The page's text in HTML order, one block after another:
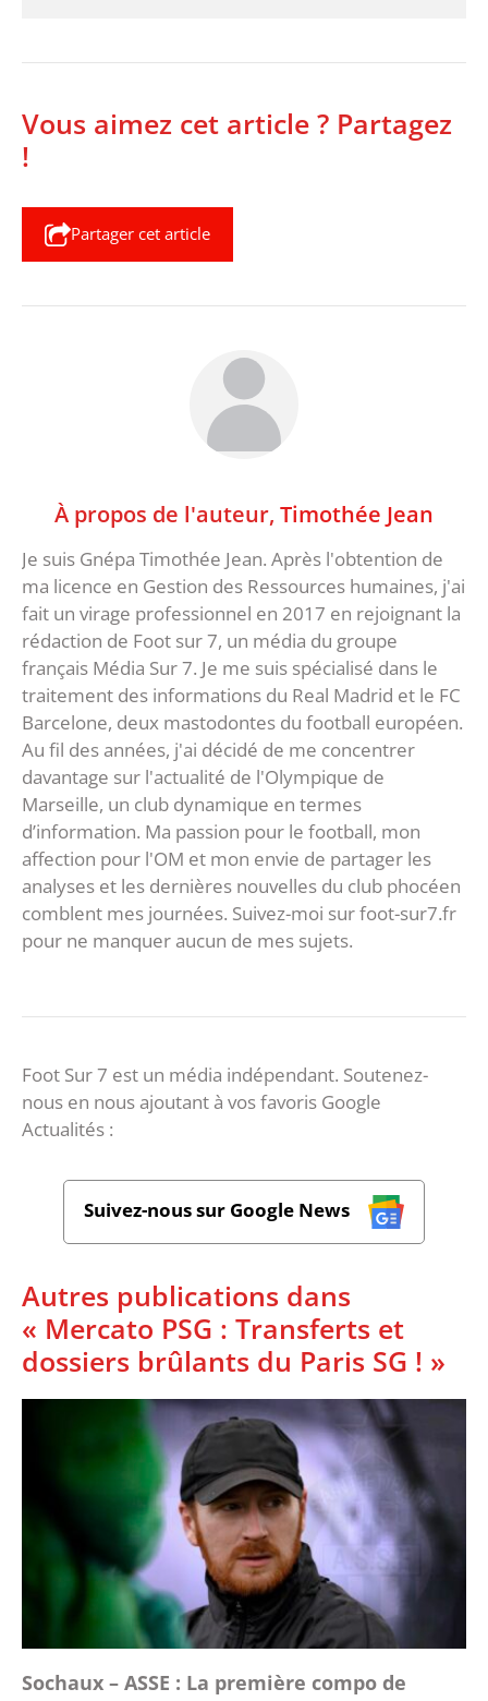
Vous aimez cet article ? Partagez
!
Partager cet article
À propos de l'auteur, Timothée Jean
Je suis Gnépa Timothée Jean. Après l'obtention de
ma licence en Gestion des Ressources humaines, j'ai
fait un virage professionnel en 2017 en rejoignant la
rédaction de Foot sur 7, un média du groupe
français Média Sur 7. Je me suis spécialisé dans le
traitement des informations du Real Madrid et le FC
Barcelone, deux mastodontes du football européen.
Au fil des années, j'ai décidé de me concentrer
davantage sur l'actualité de l'Olympique de
Marseille, un club dynamique en termes
d’information. Ma passion pour le football, mon
affection pour l'OM et mon envie de partager les
analyses et les dernières nouvelles du club phocéen
comblent mes journées. Suivez-moi sur foot-sur7.fr
pour ne manquer aucun de mes sujets.
Foot Sur 7 est un média indépendant. Soutenez-
nous en nous ajoutant à vos favoris Google
Actualités :
Suivez-nous sur Google News
Autres publications dans
« Mercato PSG : Transferts et
dossiers brûlants du Paris SG ! »
Sochaux – ASSE : La première compo de